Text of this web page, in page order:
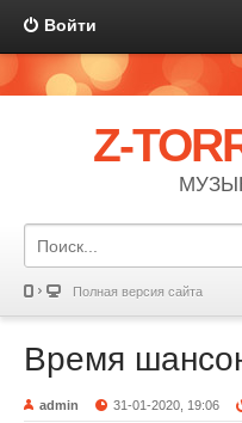
Войти
Z-
Полная версия сайта
Время
admin 31-01-2020, 19:06